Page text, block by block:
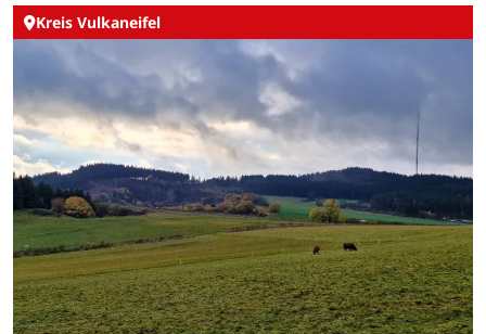
Kreis Vulkaneifel